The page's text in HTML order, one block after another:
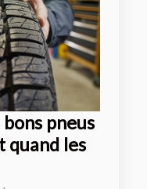
pneus
quand les